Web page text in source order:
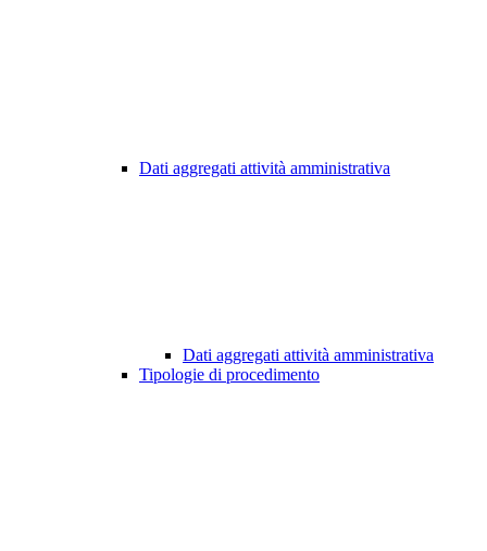
Dati aggregati attività amministrativa
Dati aggregati attività amministrativa
Tipologie di procedimento